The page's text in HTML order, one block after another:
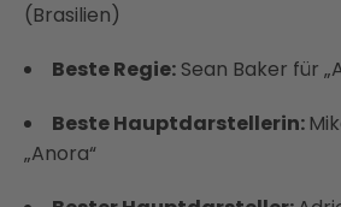
(Brasilien)
Beste Regie: Sean Baker für
Beste Hauptdarstellerin:
„Anora“